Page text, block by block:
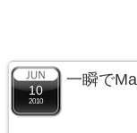
10
2010
一瞬で